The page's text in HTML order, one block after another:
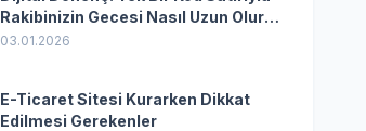
Rakibinizin Gecesi Nasıl Uzun Olur?
(Kurumsal Yazılımın Güçlü Rolü)
03.01.2026
E-Ticaret Sitesi Kurarken Dikkat
Edilmesi Gerekenler